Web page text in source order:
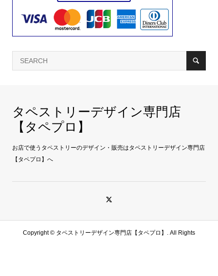
タペストリーデザイン専門店
【タペプロ】
お店で使うタペストリーのデザイン・販売はタペストリーデザイン専門店
【タペプロ】へ
Copyright © タペストリーデザイン専門店【タペプロ】. All Rights